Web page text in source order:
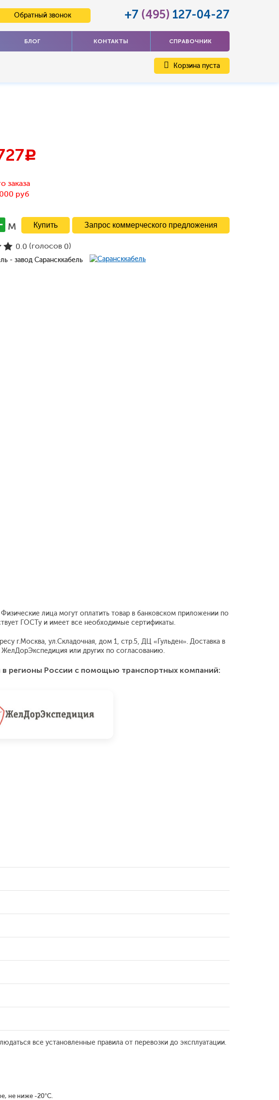
Обратный звонок +7 (495) 127-04-27
БЛОГ КОНТАКТЫ СПРАВОЧНИК
Корзина пуста
c
заказа
руб
м Запрос коммерческого предложения
0.0 (голосов 0)
- завод Сарансккабель
лица могут оплатить товар в банковском приложении по
ГОСТу и имеет все необходимые сертификаты.
г.Москва, ул.Складочная, дом 1, стр.5, ДЦ «Гульден». Доставка в
или других по согласованию.
регионы России с помощью транспортных компаний:
все установленные правила от перевозки до эксплуатации.
не ниже -20°С.